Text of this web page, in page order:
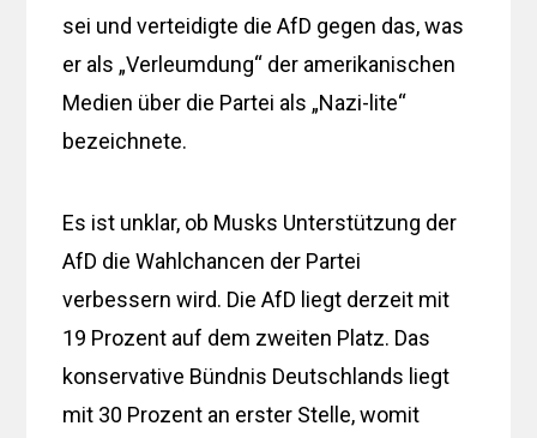
sei und verteidigte die AfD gegen das, was
er als „Verleumdung“ der amerikanischen
Medien über die Partei als „Nazi-lite“
bezeichnete.
Es ist unklar, ob Musks Unterstützung der
AfD die Wahlchancen der Partei
verbessern wird. Die AfD liegt derzeit mit
19 Prozent auf dem zweiten Platz. Das
konservative Bündnis Deutschlands liegt
mit 30 Prozent an erster Stelle, womit